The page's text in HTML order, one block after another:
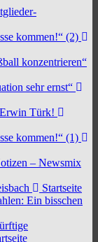
kommen!“ (2)
konzentrieren“
sehr ernst“
Türk!
kommen!“ (1)
– Newsmix
Startseite
Ein bisschen